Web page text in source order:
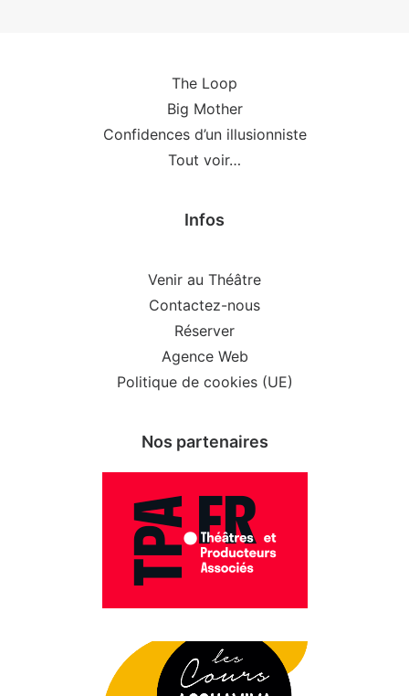
The Loop
Big Mother
Confidences d’un illusionniste
Tout voir…
Infos
Venir au Théâtre
Contactez-nous
Réserver
Agence Web
Politique de cookies (UE)
Nos partenaires